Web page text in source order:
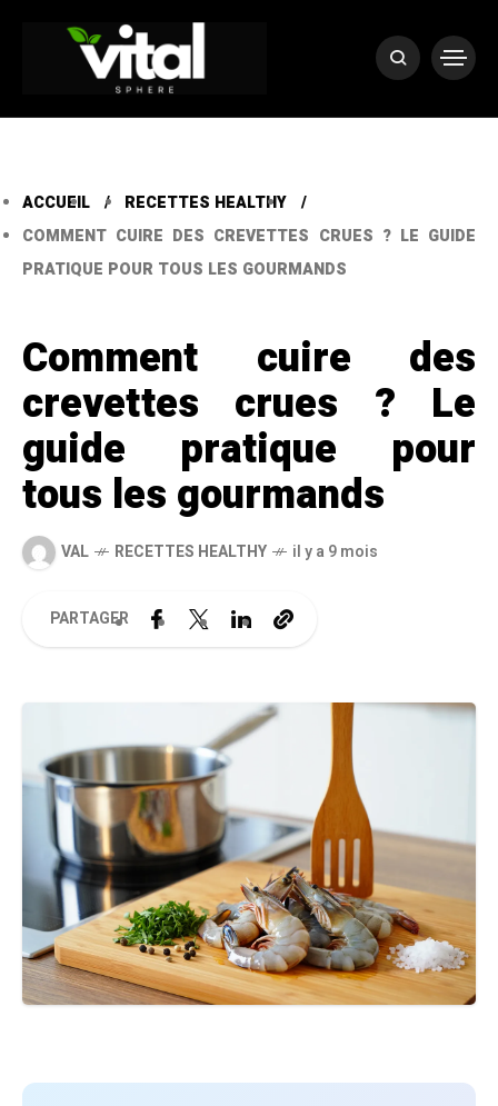
ACCUEIL
RECETTES HEALTHY
COMMENT CUIRE DES CREVETTES CRUES ? LE GUIDE
PRATIQUE POUR TOUS LES GOURMANDS
Comment cuire des
crevettes crues ? Le
guide pratique pour
tous les gourmands
VAL RECETTES HEALTHY il y a 9 mois
PARTAGER